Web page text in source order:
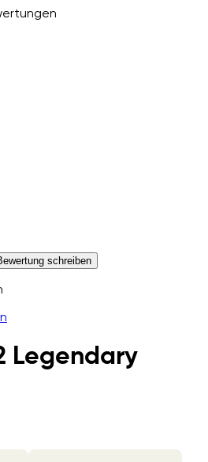
schreiben
Legendary